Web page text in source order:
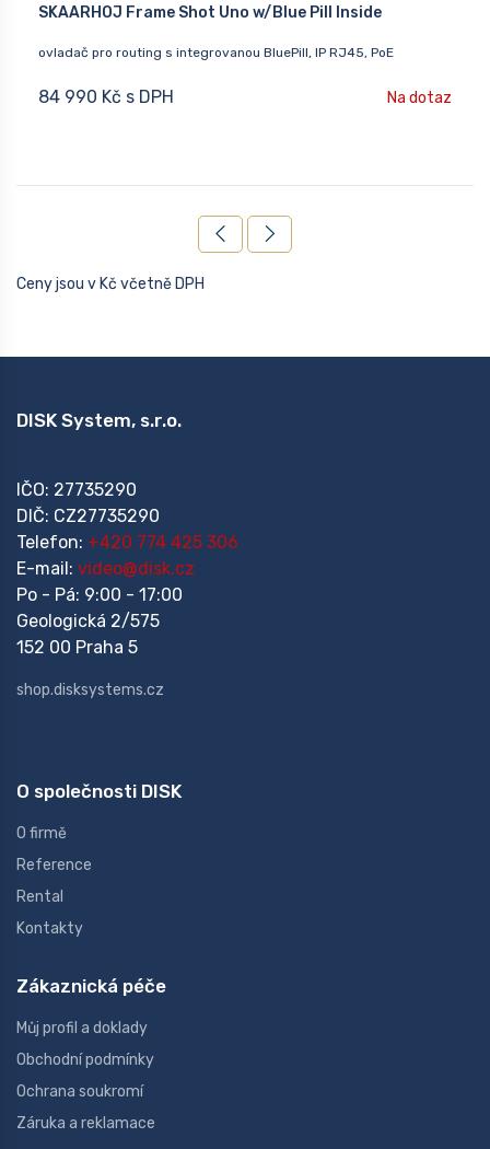
SKAARHOJ Frame Shot Uno w/Blue Pill Inside
ovladač pro routing s integrovanou BluePill, IP RJ45, PoE
84 990 Kč s DPH Na dotaz
Ceny jsou v Kč včetně DPH
DISK System, s.r.o.
IČO: 27735290
DIČ: CZ27735290
Telefon: +420 774 425 306
E-mail: video@disk.cz
Po - Pá: 9:00 - 17:00
Geologická 2/575
152 00 Praha 5
shop.disksystems.cz
O společnosti DISK
O firmě
Reference
Rental
Kontakty
Zákaznická péče
Můj profil a doklady
Obchodní podmínky
Ochrana soukromí
Záruka a reklamace